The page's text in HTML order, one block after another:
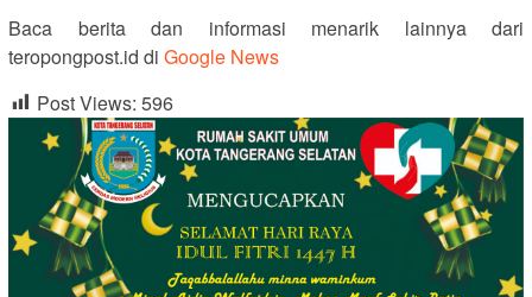
Baca berita dan informasi menarik lainnya dari
teropongpost.id di Google News
Post Views: 596